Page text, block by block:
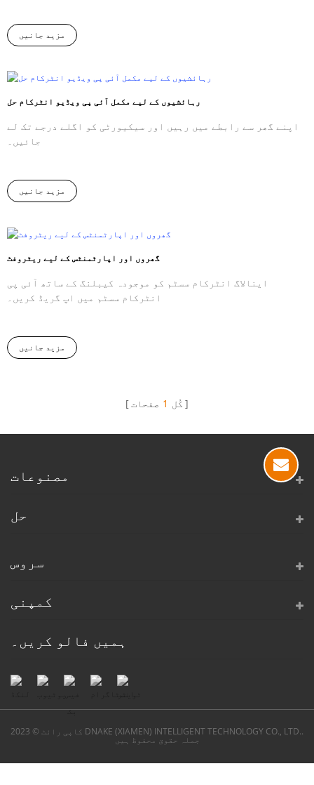
مزید جانیں
رہائشیوں کے لیے مکمل آئی پی ویڈیو انٹرکام حل
اپنے گھر سے رابطے میں رہیں اور سیکیورٹی کو اگلے درجے تک لے
جائیں۔
مزید جانیں
گھروں اور اپارٹمنٹس کے لیے ریٹروفٹ
اینالاگ انٹرکام سسٹم کو موجودہ کیبلنگ کے ساتھ آئی پی
انٹرکام سسٹم میں اپ گریڈ کریں۔
مزید جانیں
کُل 1 صفحات
مصنوعات
حل
سروس
کمپنی
ہمیں فالو کریں۔
کاپی رائٹ © 2023 DNAKE (XIAMEN) INTELLIGENT TECHNOLOGY CO., LTD..
جملہ حقوق محفوظ ہیں